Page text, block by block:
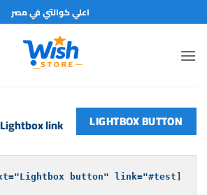
للمحتوى
اعلي كوالتي في مصر
LIGHTBOX BUTTON
Lightbox link
[button text="Lightbox button" link="
#test